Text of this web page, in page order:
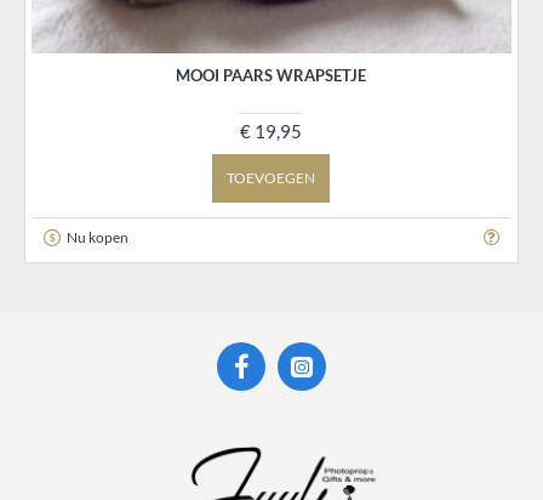
MOOI PAARS WRAPSETJE
€ 19,95
TOEVOEGEN
Nu kopen